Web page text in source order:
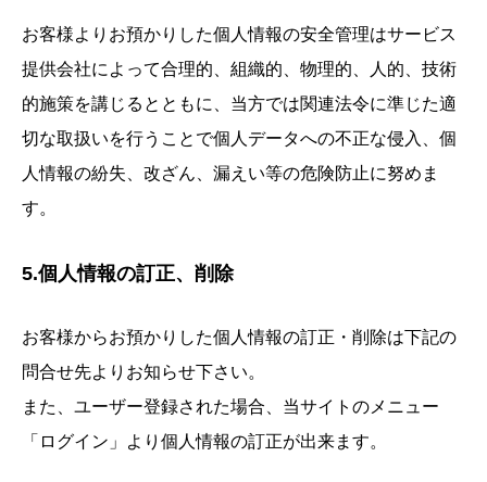
お客様よりお預かりした個人情報の安全管理はサービス
提供会社によって合理的、組織的、物理的、人的、技術
的施策を講じるとともに、当方では関連法令に準じた適
切な取扱いを行うことで個人データへの不正な侵入、個
人情報の紛失、改ざん、漏えい等の危険防止に努めま
す。
5.個人情報の訂正、削除
お客様からお預かりした個人情報の訂正・削除は下記の
問合せ先よりお知らせ下さい。
また、ユーザー登録された場合、当サイトのメニュー
「ログイン」より個人情報の訂正が出来ます。